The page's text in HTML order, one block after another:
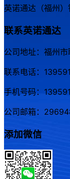
英诺通达（福州
联系英诺通达
公司地址：福州市
联系电话：
手机号码：
公司邮箱：
添加微信